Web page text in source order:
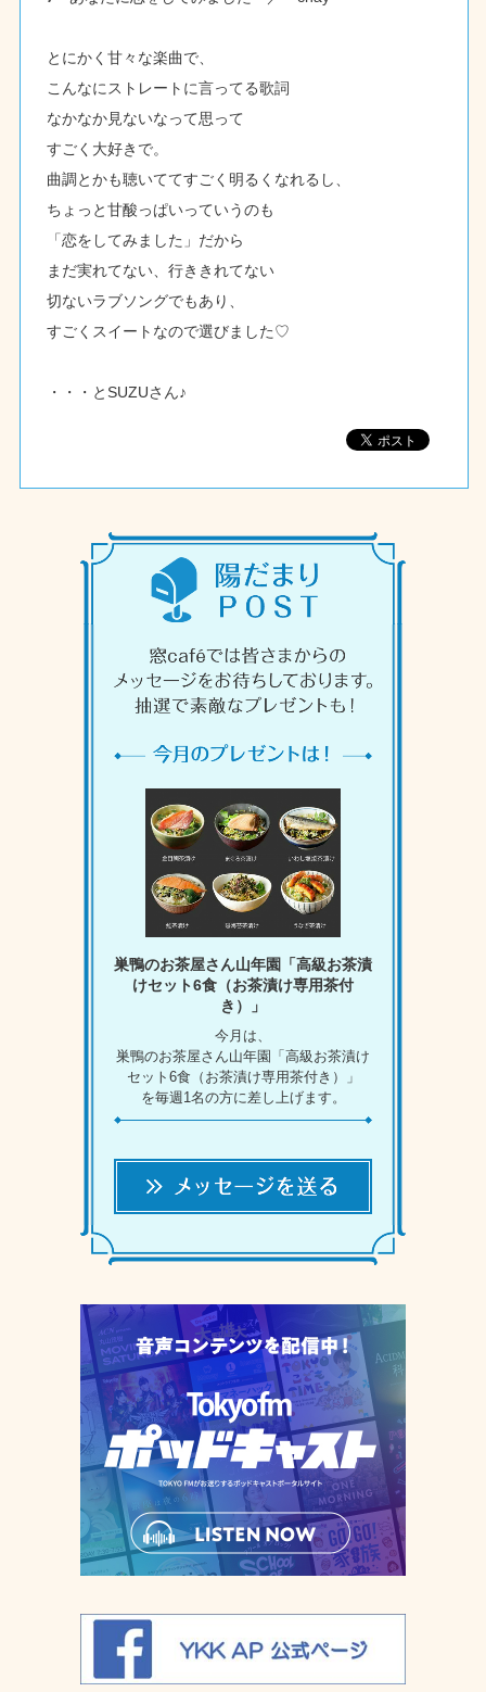
とにかく甘々な楽曲で、
こんなにストレートに言ってる歌詞
なかなか見ないなって思って
すごく大好きで。
曲調とかも聴いててすごく明るくなれるし、
ちょっと甘酸っぱいっていうのも
「恋をしてみました」だから
まだ実れてない、行ききれてない
切ないラブソングでもあり、
すごくスイートなので選びました♡
・・・とSUZUさん♪
巣鴨のお茶屋さん山年園「高級お茶漬
けセット6食（お茶漬け専用茶付
き）」
今月は、
巣鴨のお茶屋さん山年園「高級お茶漬け
セット6食（お茶漬け専用茶付き）」
を毎週1名の方に差し上げます。